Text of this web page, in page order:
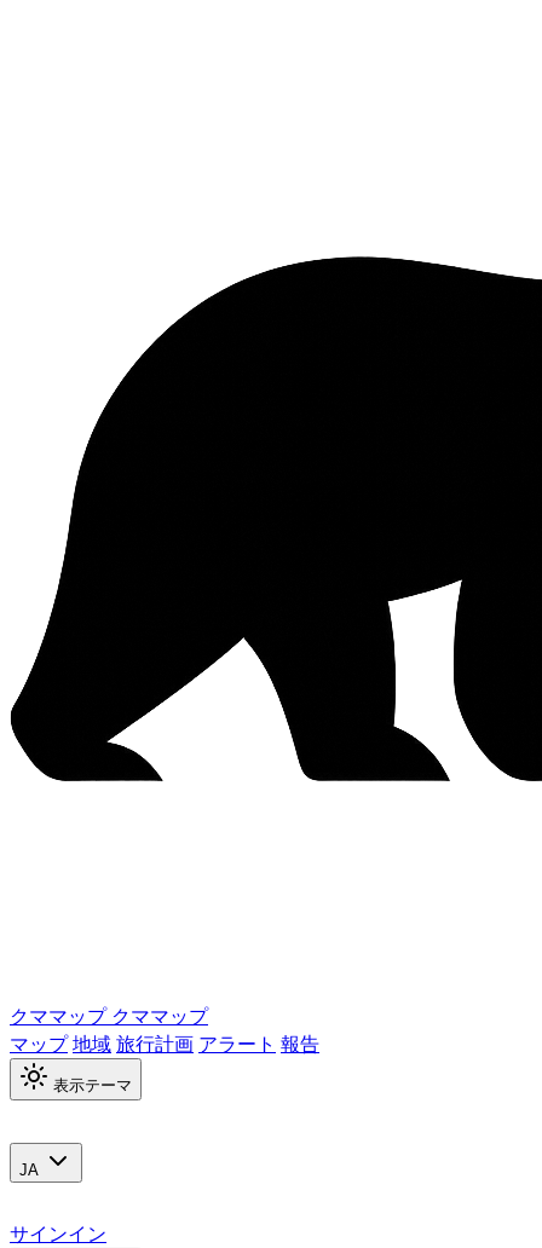
クママップ クママップ
マップ地域旅行計画 アラート 報告
表示テーマ
JA
サインイン